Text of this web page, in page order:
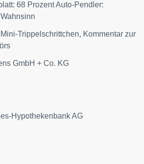
68 Prozent Auto-Pendler:
Trippelschrittchen, Kommentar zur
GmbH + Co. KG
Hypothekenbank AG